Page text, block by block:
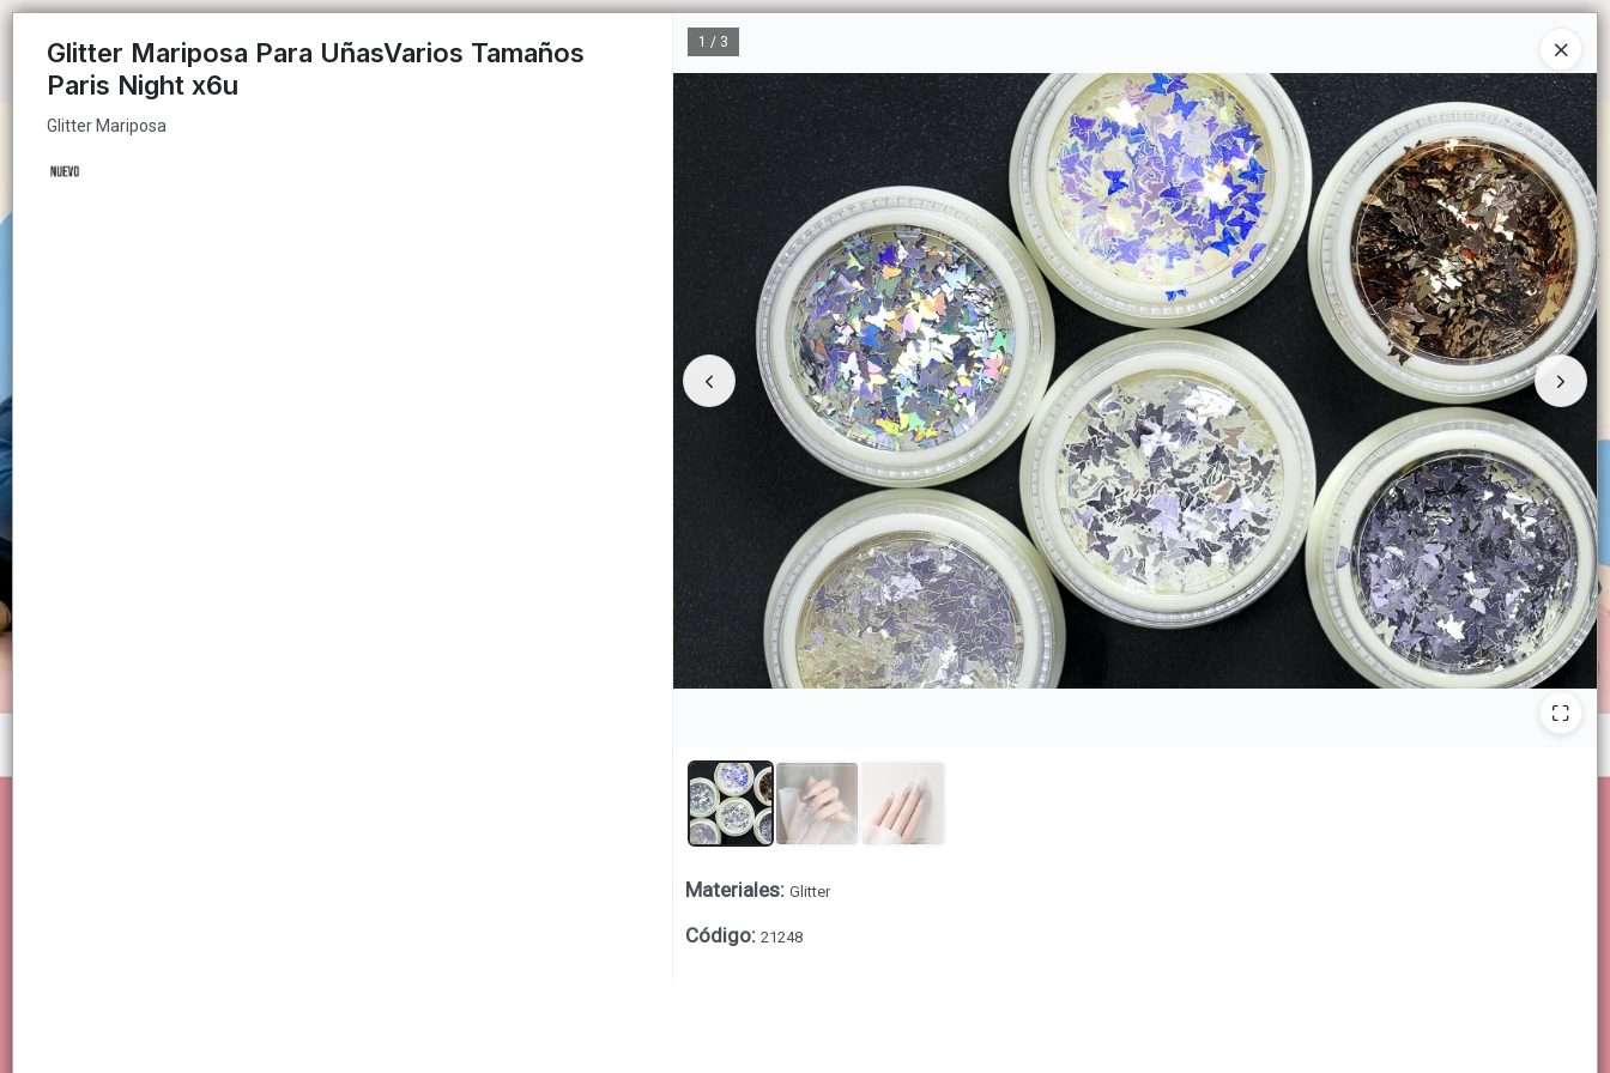
Glitter Mariposa
Glitter Mariposa Para UñasVarios Tamaños
Paris Night x6u
Glitter Mariposa
1 / 3
Materiales: Glitter
Código: 21248
CÓMO COMPRAR QUIÉNES SOMOS CONTACTO